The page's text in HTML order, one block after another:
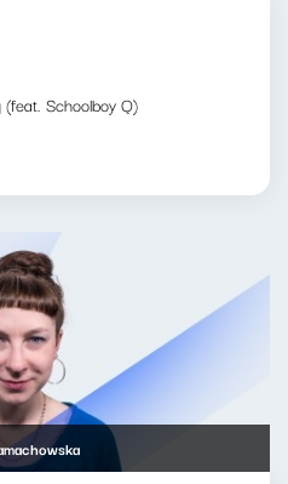
Schoolboy Q)